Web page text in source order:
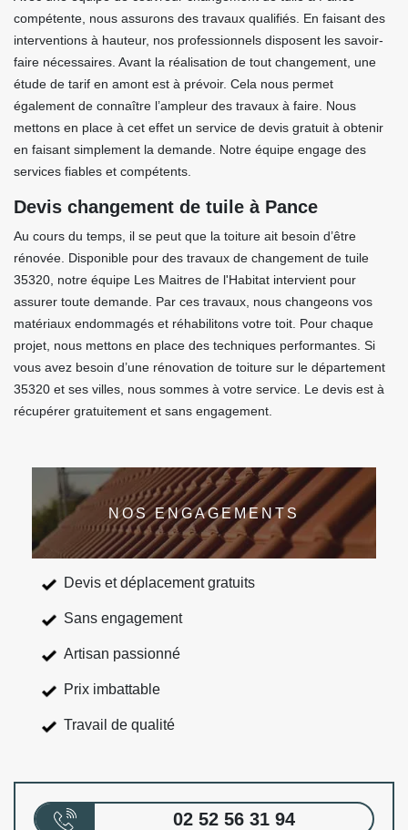
compétente, nous assurons des travaux qualifiés. En faisant des
interventions à hauteur, nos professionnels disposent les savoir-
faire nécessaires. Avant la réalisation de tout changement, une
étude de tarif en amont est à prévoir. Cela nous permet
également de connaître l’ampleur des travaux à faire. Nous
mettons en place à cet effet un service de devis gratuit à obtenir
en faisant simplement la demande. Notre équipe engage des
services fiables et compétents.
Devis changement de tuile à Pance
Au cours du temps, il se peut que la toiture ait besoin d’être
rénovée. Disponible pour des travaux de changement de tuile
35320, notre équipe Les Maitres de l'Habitat intervient pour
assurer toute demande. Par ces travaux, nous changeons vos
matériaux endommagés et réhabilitons votre toit. Pour chaque
projet, nous mettons en place des techniques performantes. Si
vous avez besoin d’une rénovation de toiture sur le département
35320 et ses villes, nous sommes à votre service. Le devis est à
récupérer gratuitement et sans engagement.
NOS ENGAGEMENTS
Devis et déplacement gratuits
Sans engagement
Artisan passionné
Prix imbattable
Travail de qualité
02 52 56 31 94